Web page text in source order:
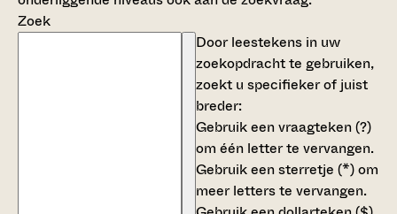
Zoek
Door leestekens in uw
zoekopdracht te gebruiken,
zoekt u specifieker of juist
breder:
Gebruik eenvraagteken (?)
om één letter te vervangen.
Gebruik eensterretje (*)om
meer letters te vervangen.